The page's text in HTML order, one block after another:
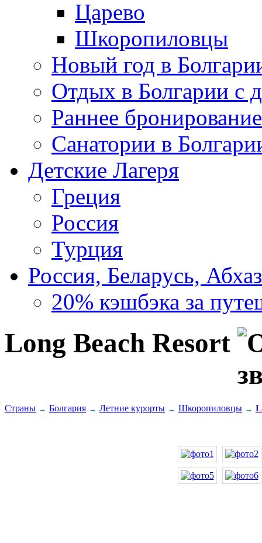
Царево
Шкоропиловцы
Новый год в
Отдых в Болгарии с
Раннее
Санатории в
Детские Лагеря
Греция
Россия
Турция
Россия, Беларусь,
20% кэшбэка за
Long Beach Resort
Страны → Болгария → Летние курорты → Шкоропиловцы →